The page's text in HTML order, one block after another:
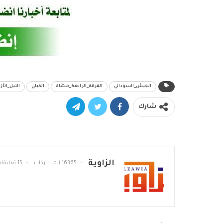
الجيش_السوداني الفرقة_الرابعة_مشاة الكيلي
شارك
الزاوية 16365 المشاركات 15 تعليقات